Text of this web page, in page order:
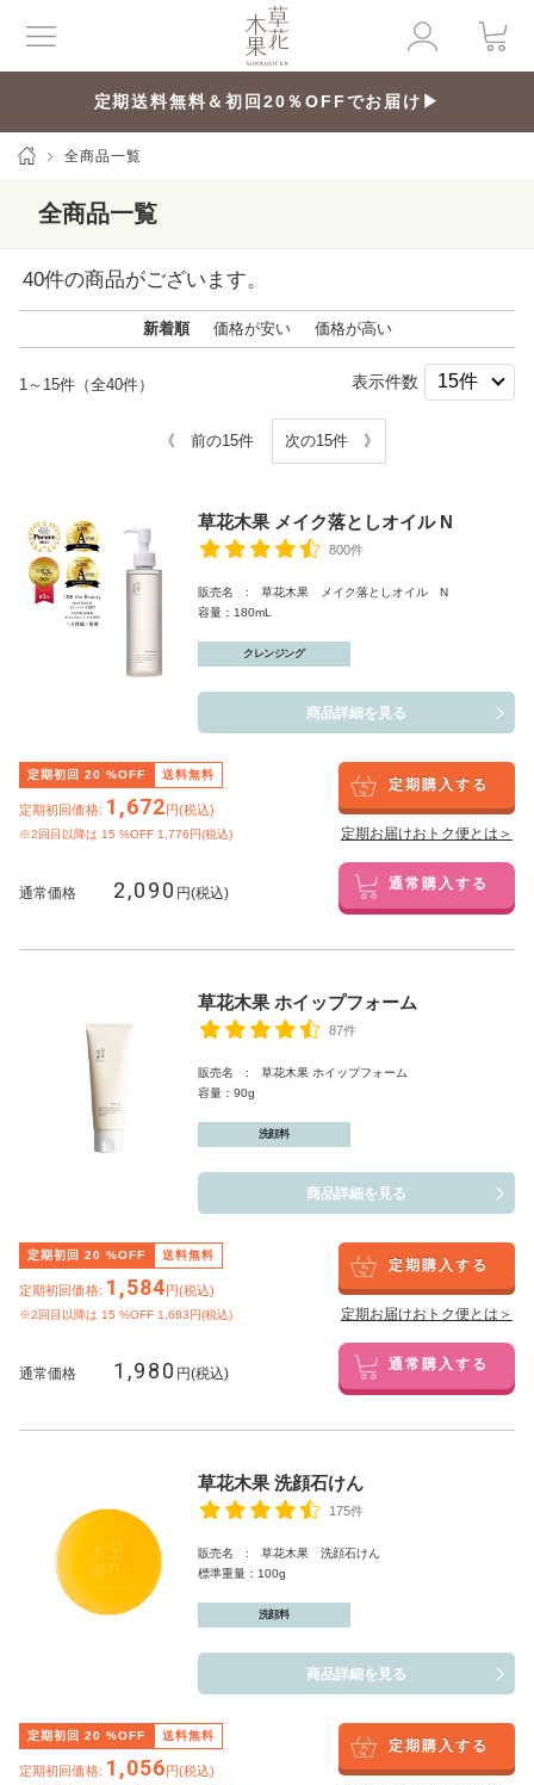
定期送料無料＆初回20％OFFでお届け▶
全商品一覧
全商品一覧
40件の商品がございます。
新着順 価格が安い 価格が高い
1～15件（全40件） 表示件数
《 前の15件 次の15件 》
草花木果 メイク落としオイル N
800件
販売名 : 草花木果 メイク落としオイル N
容量：180mL
クレンジング
商品詳細を見る
定期初回 20 %OFF 送料無料
定期初回価格: 1,672円(税込)
※2回目以降は 15 %OFF 1,776円(税込)
定期購入する
定期お届けおトク便とは＞
通常価格 2,090 円(税込) 通常購入する
草花木果 ホイップフォーム
87件
販売名 : 草花木果 ホイップフォーム
容量：90g
洗顔料
商品詳細を見る
定期初回 20 %OFF 送料無料
定期初回価格: 1,584円(税込)
※2回目以降は 15 %OFF 1,683円(税込)
定期購入する
定期お届けおトク便とは＞
通常価格 1,980 円(税込) 通常購入する
草花木果 洗顔石けん
175件
販売名 : 草花木果 洗顔石けん
標準重量：100g
洗顔料
商品詳細を見る
定期初回 20 %OFF 送料無料
定期初回価格: 1,056円(税込)
定期購入する